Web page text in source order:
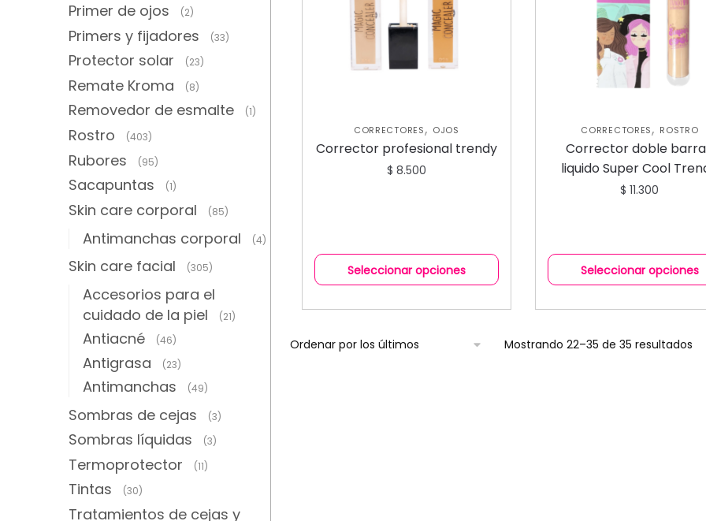
CORRECTORES, OJOS
Corrector profesional trendy
$ 8.500
Seleccionar opciones
CORRECTORES, ROSTRO
Corrector doble
liquido Super Cool
$ 11.300
Seleccionar opciones
Mostrando 22–35 de 35 resultados
Primer de ojos (2)
Primers y fijadores (33)
Protector solar (23)
Remate Kroma (8)
Removedor de esmalte (1)
Rostro (403)
Rubores (95)
Sacapuntas (1)
Skin care corporal (85)
Antimanchas corporal (4)
Skin care facial (305)
Accesorios para el
cuidado de la piel
(21)
Antiacné (46)
Antigrasa (23)
Antimanchas (49)
Sombras de cejas (3)
Sombras líquidas (3)
Termoprotector (11)
Tintas (30)
Tratamientos de cejas y